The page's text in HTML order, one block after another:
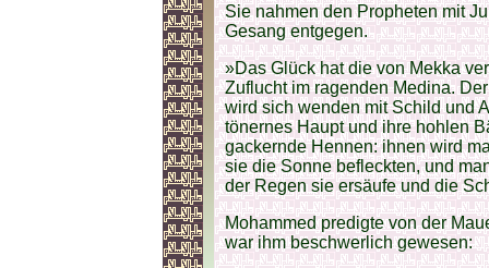
Sie nahmen den Propheten mit
Gesang entgegen.
»Das Glück hat die von Mekka
Zuflucht im ragenden Medina.
wird sich wenden mit Schild und
tönernes Haupt und ihre hohlen
gackernde Hennen: ihnen wird
sie die Sonne befleckten, und
der Regen sie ersäufe und die
Mohammed predigte von der
war ihm beschwerlich gewesen: